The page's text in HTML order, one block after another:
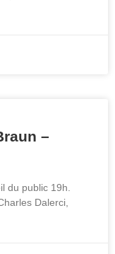
–
du public 19h.
Dalerci,